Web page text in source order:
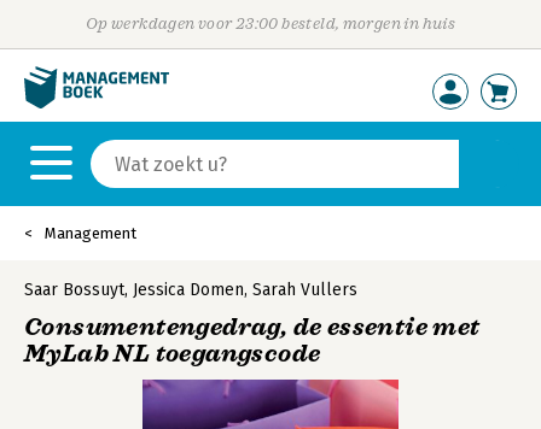
Op werkdagen voor 23:00 besteld, morgen in huis
Management
Saar Bossuyt, Jessica Domen, Sarah Vullers
Consumentengedrag, de essentie met
MyLab NL toegangscode